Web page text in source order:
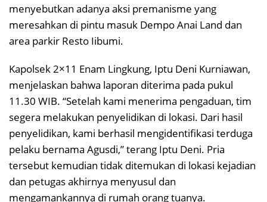
menyebutkan adanya aksi premanisme yang
meresahkan di pintu masuk Dempo Anai Land dan
area parkir Resto Iibumi.
Kapolsek 2×11 Enam Lingkung, Iptu Deni Kurniawan,
menjelaskan bahwa laporan diterima pada pukul
11.30 WIB. “Setelah kami menerima pengaduan, tim
segera melakukan penyelidikan di lokasi. Dari hasil
penyelidikan, kami berhasil mengidentifikasi terduga
pelaku bernama Agusdi,” terang Iptu Deni. Pria
tersebut kemudian tidak ditemukan di lokasi kejadian
dan petugas akhirnya menyusul dan
mengamankannya di rumah orang tuanya.